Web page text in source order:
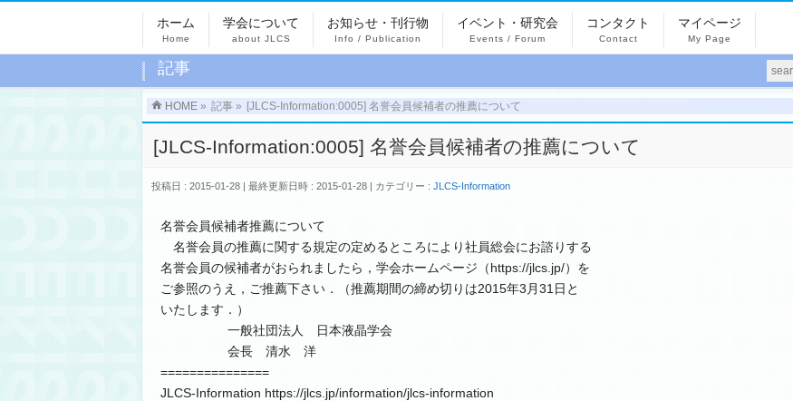
ホーム
Home
学会について
about JLCS
お知らせ・刊行物
Info / Publication
イベント・研究会
Events / Forum
コンタクト
Contact
マイページ
My Page
記事
HOME » 記事 » [JLCS-Information:00​05] 名誉会員候補者の推薦について
[JLCS-Information:00​05] 名誉会員候補者の推薦について
投稿日 : 2015-01-28 最終更新日時 : 2015-01-28 カテゴリー : JLCS-Information
名誉会員候補者推薦について
名誉会員の推薦に関する規定の定めるところにより社員総会にお諮りする
名誉会員の候補者がおられましたら，学会ホームページ（https://jlcs.jp/）を
ご参照のうえ，ご推薦下さい．（推薦期間の締め切りは2015年3月31日と
いたします．）
一般社団法人 日本液晶学会
会長 清水 洋
===============
JLCS-Information https://jlcs.jp/information/jlcs-information